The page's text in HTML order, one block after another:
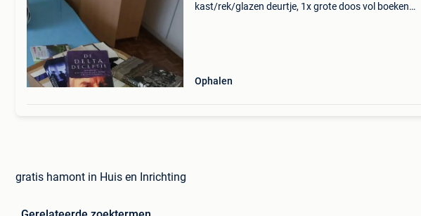
kast/rek/glazen deurtje, 1x grote doos vol boeken.
Ophalen
gratis hamont in Huis en Inrichting